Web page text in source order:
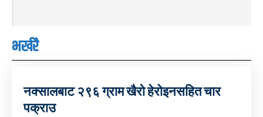
भर्खरै
नक्सालबाट २९६ ग्राम खैरो हेरोइनसहित चार
पक्राउ